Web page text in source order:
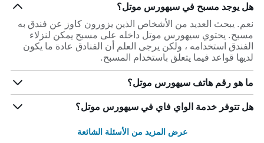
هل يوجد مسبح في سيهورس موتل؟
نعم. يبحث العديد من الأشخاص الذين يزورون كاوز عن فندق به
مسبح. يحتوي سيهورس موتل داخله على مسبح يمكن لنزلاء
الفندق استخدامه ، ولكن يرجى العلم أن الفنادق عادة ما يكون
لديها قواعد فيما يتعلق باستخدام المسبح.
ما هو رقم هاتف سيهورس موتل؟
هل تتوفر خدمة الواي فاي في سيهورس موتل؟
عرض المزيد من الأسئلة الشائعة